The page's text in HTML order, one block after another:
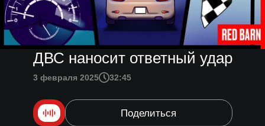
ДВС наносит ответный удар
3 февраля 2025 32:45
Поделиться